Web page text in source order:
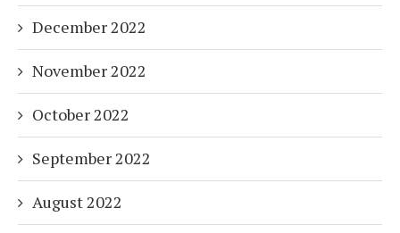
December 2022
November 2022
October 2022
September 2022
August 2022